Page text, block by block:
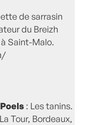
de sarrasin
du Breizh
à Saint-Malo.
: Les tanins.
Tour, Bordeaux,